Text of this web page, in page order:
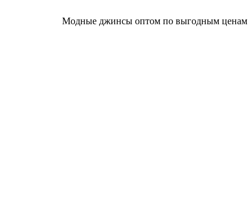
Модные джинсы оптом по выгодным ценам